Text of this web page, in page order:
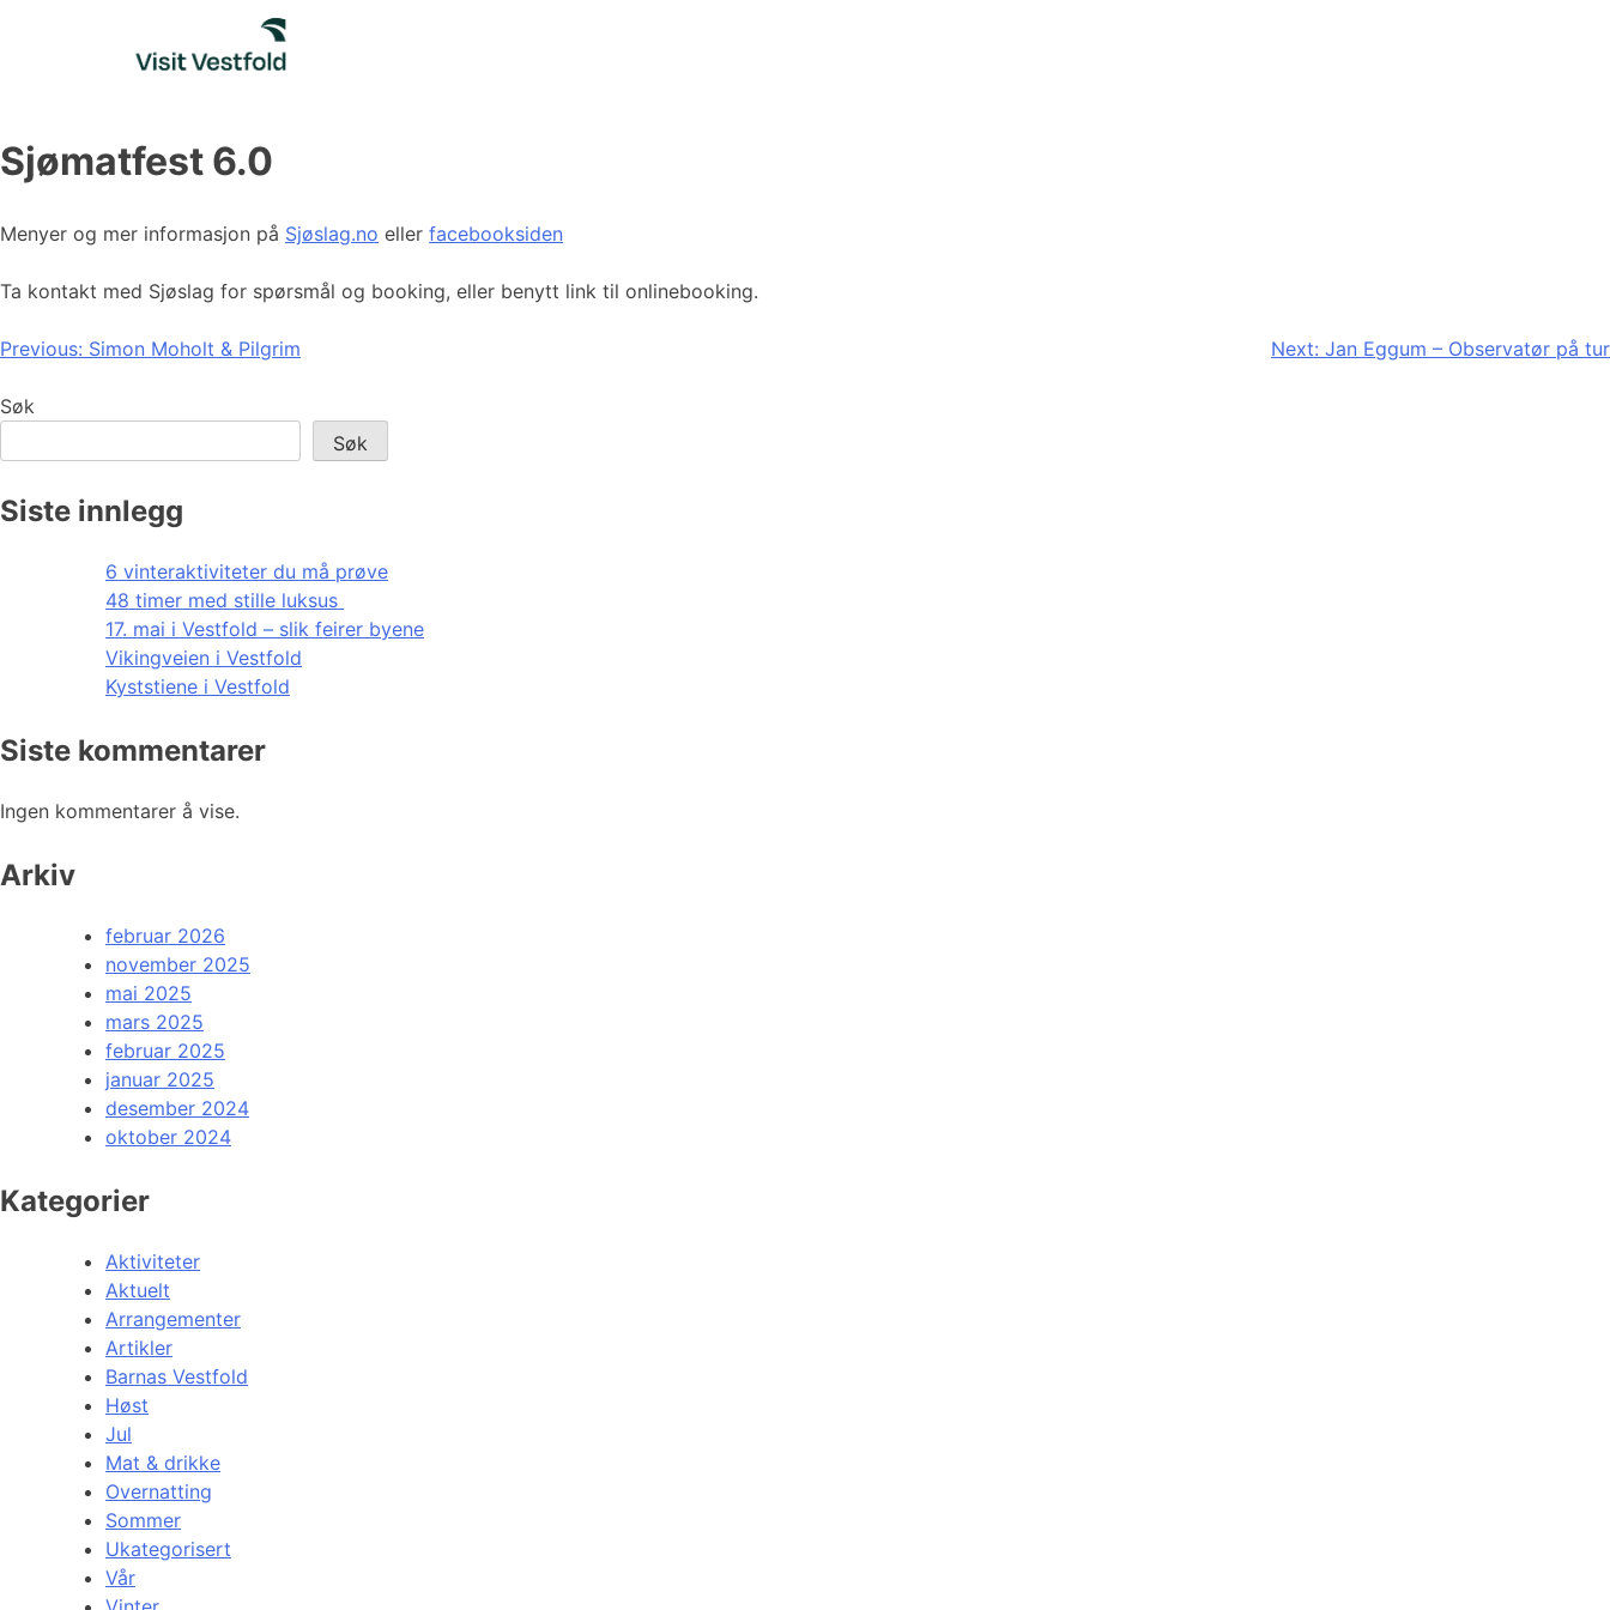
Sjømatfest 6.0
Menyer og mer informasjon på Sjøslag.no eller facebooksiden
Ta kontakt med Sjøslag for spørsmål og booking, eller benytt link til onlinebooking.
Innleggsnavigasjon
Previous: Simon Moholt & Pilgrim Next: Jan Eggum – Observatør på tur
Søk
Søk
Siste innlegg
6 vinteraktiviteter du må prøve
48 timer med stille luksus
17. mai i Vestfold – slik feirer byene
Vikingveien i Vestfold
Kyststiene i Vestfold
Siste kommentarer
Ingen kommentarer å vise.
Arkiv
februar 2026
november 2025
mai 2025
mars 2025
februar 2025
januar 2025
desember 2024
oktober 2024
Kategorier
Aktiviteter
Aktuelt
Arrangementer
Artikler
Barnas Vestfold
Høst
Jul
Mat & drikke
Overnatting
Sommer
Ukategorisert
Vår